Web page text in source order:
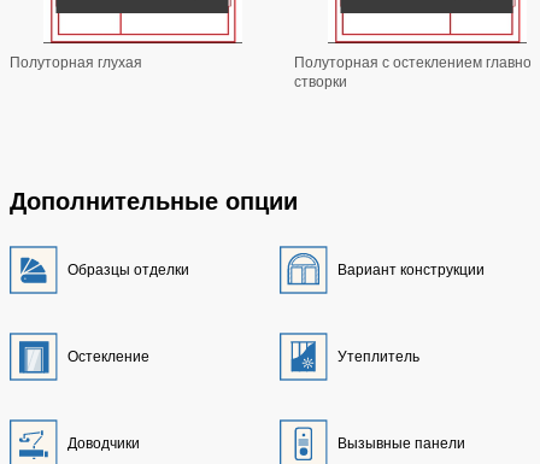
Полуторная глухая
Полуторная с остеклением главной
створки
Дополнительные опции
Образцы отделки Вариант конструкции
Остекление Утеплитель
Доводчики Вызывные панели